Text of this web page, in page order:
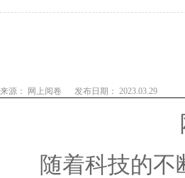
来源： 网上阅卷 发布日期： 2023.03.29
随着科技的不